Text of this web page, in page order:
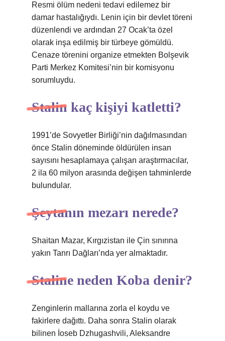
Resmi ölüm nedeni tedavi edilemez bir
damar hastalığıydı. Lenin için bir devlet töreni
düzenlendi ve ardından 27 Ocak’ta özel
olarak inşa edilmiş bir türbeye gömüldü.
Cenaze törenini organize etmekten Bolşevik
Parti Merkez Komitesi’nin bir komisyonu
sorumluydu.
Stalin kaç kişiyi katletti?
1991’de Sovyetler Birliği’nin dağılmasından
önce Stalin döneminde öldürülen insan
sayısını hesaplamaya çalışan araştırmacılar,
2 ila 60 milyon arasında değişen tahminlerde
bulundular.
Şeytanın mezarı nerede?
Shaitan Mazar, Kırgızistan ile Çin sınırına
yakın Tanrı Dağları’nda yer almaktadır.
Staline neden Koba denir?
Zenginlerin mallarına zorla el koydu ve
fakirlere dağıttı. Daha sonra Stalin olarak
bilinen İoseb Dzhugashvili, Aleksandre